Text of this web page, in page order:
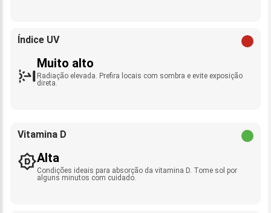
Índice UV
Muito alto
Radiação elevada. Prefira locais com sombra e evite exposição
direta.
Vitamina D
Alta
Condições ideais para absorção da vitamina D. Tome sol por
alguns minutos com cuidado.